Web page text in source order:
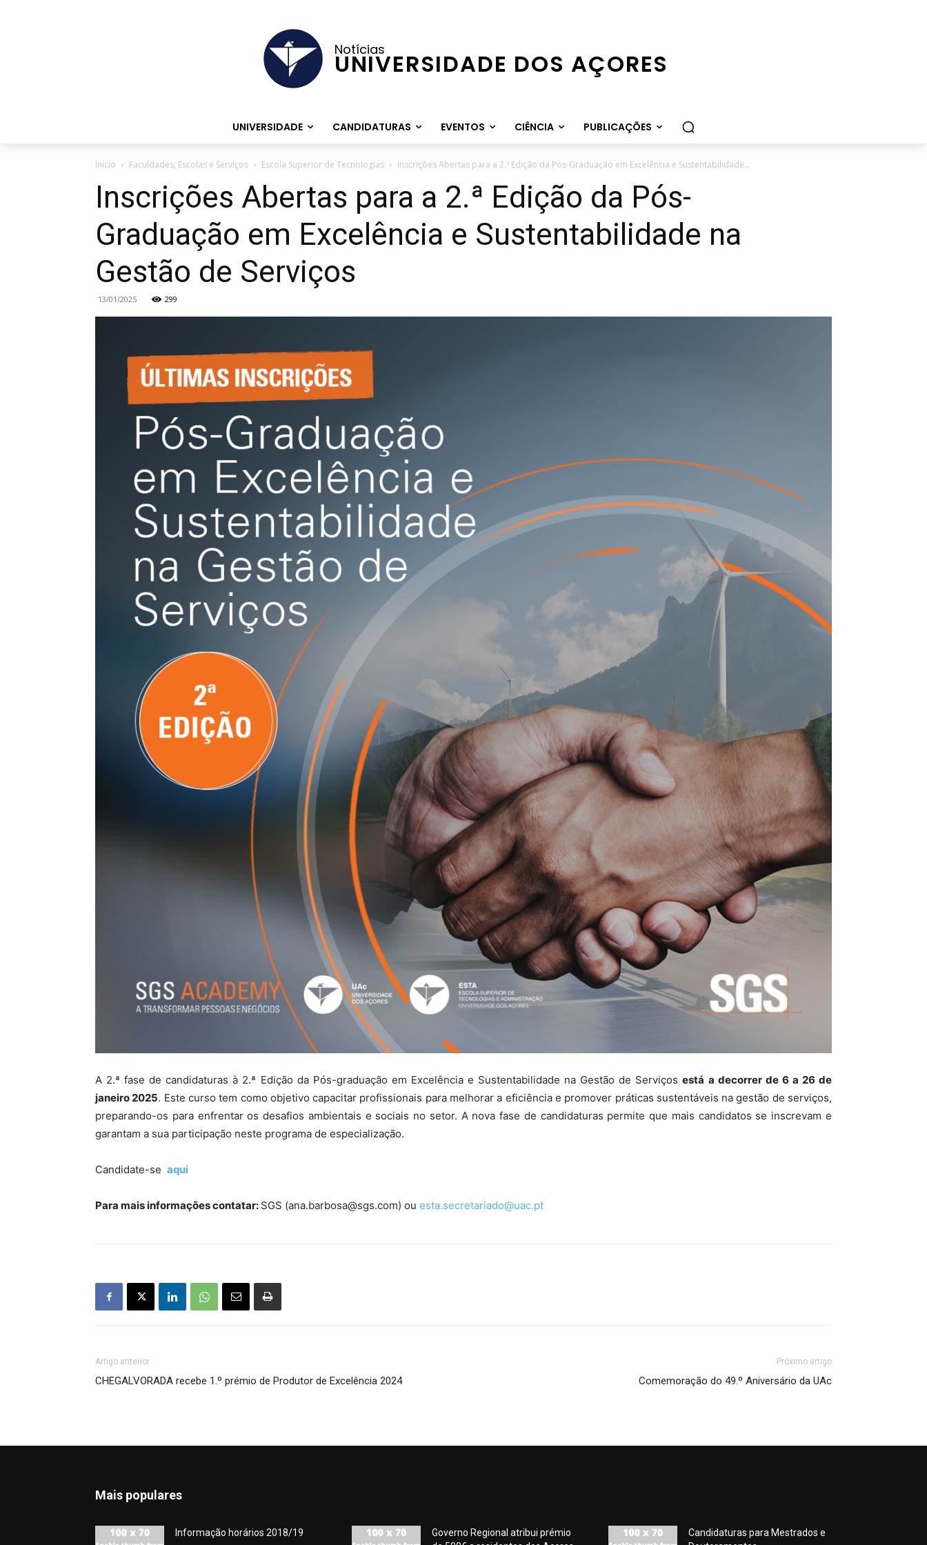
Notícias
UNIVERSIDADE DOS AÇORES
UNIVERSIDADE CANDIDATURAS EVENTOS CIÊNCIA PUBLICAÇÕES
Início Faculdades, Escolas e Serviços Escola Superior de Tecnologias Inscrições Abertas para a 2.ª Edição da Pós-Graduação em Excelência e Sustentabilidade...
Inscrições Abertas para a 2.ª Edição da Pós-
Graduação em Excelência e Sustentabilidade na
Gestão de Serviços
13/01/2025 299
A 2.ª fase de candidaturas à 2.ª Edição da Pós-graduação em Excelência e Sustentabilidade na Gestão de Serviçosestá a decorrer de 6 a 26 de
janeiro 2025. Este curso tem como objetivo capacitar profissionais para melhorar a eficiência e promover práticas sustentáveis na gestão de serviços,
preparando-os para enfrentar os desafios ambientais e sociais no setor. A nova fase de candidaturas permite que mais candidatos se inscrevam e
garantam a sua participação neste programa de especialização.
Candidate-se aqui
Para mais informações contatar: SGS (ana.barbosa@sgs.com) ou esta.secretariado@uac.pt
Artigo anterior
CHEGALVORADA recebe 1.º prémio de Produtor de Excelência 2024
Próximo artigo
Comemoração do 49.º Aniversário da UAc
Mais populares
Informação horários 2018/19
Governo Regional atribui prémio
Candidaturas para Mestrados e